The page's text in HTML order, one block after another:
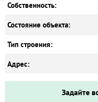
Собственность:
Состояние объекта:
Тип строения:
Адрес:
Задайте